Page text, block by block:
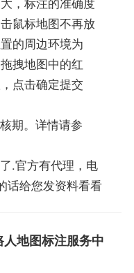
鼠标地图不再放
的周边环境为
拽地图中的红
点击确定提交
期。详情请参
.官方有代理，电
话给您发资料看看
地图标注服务中